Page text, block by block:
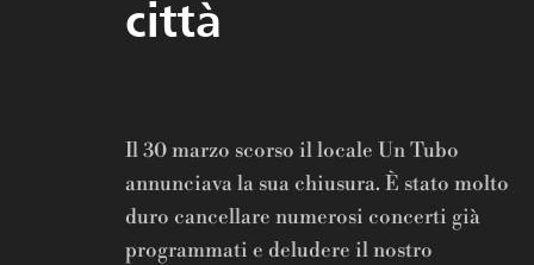
città
Il 30 marzo scorso il locale Un Tubo
annunciava la sua chiusura. È stato molto
duro cancellare numerosi concerti già
programmati e deludere il nostro